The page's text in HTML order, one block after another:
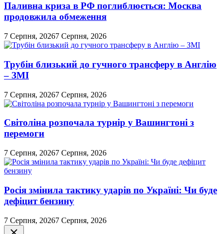
Паливна криза в РФ поглиблюється: Москва
продовжила обмеження
7 Серпня, 20267 Серпня, 2026
Трубін близький до гучного трансферу в Англію
– ЗМІ
7 Серпня, 20267 Серпня, 2026
Світоліна розпочала турнір у Вашингтоні з
перемоги
7 Серпня, 20267 Серпня, 2026
Росія змінила тактику ударів по Україні: Чи буде
дефіцит бензину
7 Серпня, 20267 Серпня, 2026
Закрити